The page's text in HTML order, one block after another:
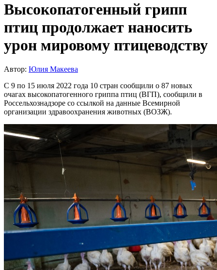
Высокопатогенный грипп
птиц продолжает наносить
урон мировому птицеводству
Автор: Юлия Макеева
С 9 по 15 июля 2022 года 10 стран сообщили о 87 новых
очагах высокопатогенного гриппа птиц (ВГП), сообщили в
Россельхознадзоре со ссылкой на данные Всемирной
организации здравоохранения животных (ВОЗЖ).